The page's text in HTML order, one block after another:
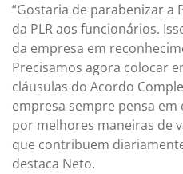
“Gostaria de parabenizar a
da PLR aos funcionários.
da empresa em
Precisamos agora colocar
cláusulas do Acordo
empresa sempre pensa
por melhores maneiras de
que contribuem
destaca Neto.